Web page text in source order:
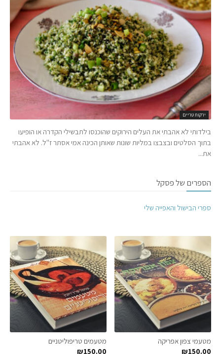
ירקות טריים
בילדותי לא אהבתי את העלים הירוקים שהוכנסו לתבשילי הקדרה או הופיעו
בתוך הסלטים ובצבצו במליות שונות שאותן הכינה אמי אסתר ז"ל. לא אהבתי
את...
הספרים של פסקל
ספרי הבישול והאפייה שלי
מטעמי צפון אפריקה
₪150.00
מטעמים טריפוליטניים
₪150.00